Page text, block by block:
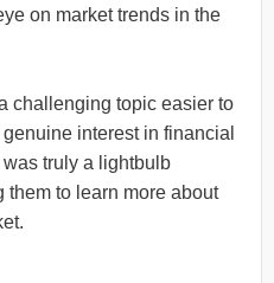
on market trends in the
challenging topic easier to
interest in financial
truly a lightbulb
to learn more about